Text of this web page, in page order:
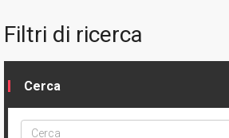
Filtri di ricerca
Cerca
Cerca
ptype